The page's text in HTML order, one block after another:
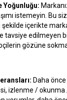
Yoğunluğu:
istemeyin. Bu
içerikte
tavsiye edilmeyen
gözüne
Daha
izlenme / okunma